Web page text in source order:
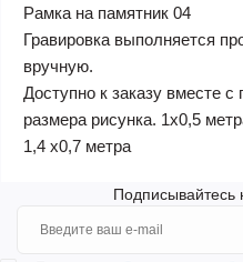
Рамка на памятник 04
Гравировка выполняется
вручную.
Доступно к заказу вместе
размера рисунка. 1х0,5
1,4 х0,7 метра
Подписывайтесь